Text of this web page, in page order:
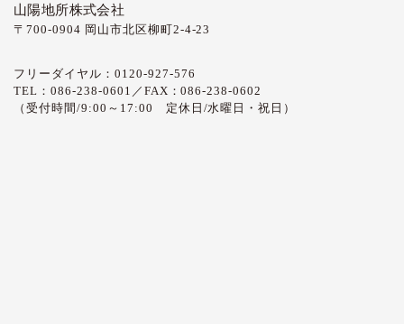
山陽地所株式会社
〒700-0904 岡山市北区柳町2-4-23
フリーダイヤル：0120-927-576
TEL：086-238-0601／FAX：086-238-0602
（受付時間/9:00～17:00 定休日/水曜日・祝日）